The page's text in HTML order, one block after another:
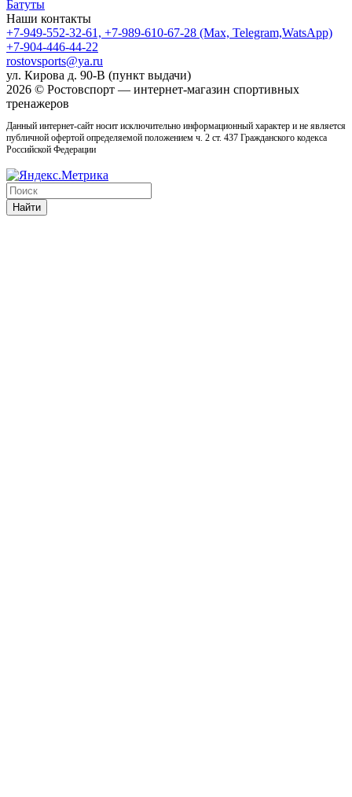
Батуты
Наши контакты
+7-949-552-32-61, +7-989-610-67-28 (Max, Telegram,WatsApp)
+7-904-446-44-22
rostovsports@ya.ru
ул. Кирова д. 90-В (пункт выдачи)
2026 © Ростовcпорт — интернет-магазин спортивных
тренажеров
Данный интернет-сайт носит исключительно информационный характер и не является
публичной офертой определяемой положением ч. 2 ст. 437 Гражданского кодекса
Российской Федерации
Найти